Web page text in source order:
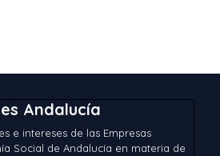
Andalucía
e intereses de las Empresas
Social de Andalucía en materia de